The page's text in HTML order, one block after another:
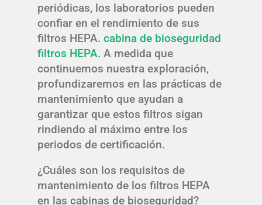
periódicas, los laboratorios pueden
confiar en el rendimiento de sus
filtros HEPA. cabina de bioseguridad
filtros HEPA. A medida que
continuemos nuestra exploración,
profundizaremos en las prácticas de
mantenimiento que ayudan a
garantizar que estos filtros sigan
rindiendo al máximo entre los
periodos de certificación.
¿Cuáles son los requisitos de
mantenimiento de los filtros HEPA
en las cabinas de bioseguridad?